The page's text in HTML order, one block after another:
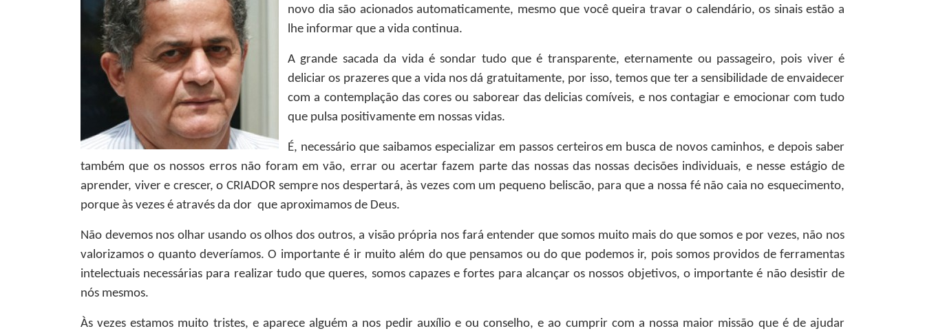
novo dia são acionados automaticamente, mesmo que você queira travar o calendário, os sinais estão a
lhe informar que a vida continua.
A grande sacada da vida é sondar tudo que é transparente, eternamente ou passageiro, pois viver é
deliciar os prazeres que a vida nos dá gratuitamente, por isso, temos que ter a sensibilidade de envaidecer
com a contemplação das cores ou saborear das delicias comíveis, e nos contagiar e emocionar com tudo
que pulsa positivamente em nossas vidas.
É, necessário que saibamos especializar em passos certeiros em busca de novos caminhos, e depois saber
também que os nossos erros não foram em vão, errar ou acertar fazem parte das nossas das nossas decisões individuais, e nesse estágio de
aprender, viver e crescer, o CRIADOR sempre nos despertará, às vezes com um pequeno beliscão, para que a nossa fé não caia no esquecimento,
porque às vezes é através da dor que aproximamos de Deus.
Não devemos nos olhar usando os olhos dos outros, a visão própria nos fará entender que somos muito mais do que somos e por vezes, não nos
valorizamos o quanto deveríamos. O importante é ir muito além do que pensamos ou do que podemos ir, pois somos providos de ferramentas
intelectuais necessárias para realizar tudo que queres, somos capazes e fortes para alcançar os nossos objetivos, o importante é não desistir de
nós mesmos.
Às vezes estamos muito tristes, e aparece alguém a nos pedir auxílio e ou conselho, e ao cumprir com a nossa maior missão que é de ajudar